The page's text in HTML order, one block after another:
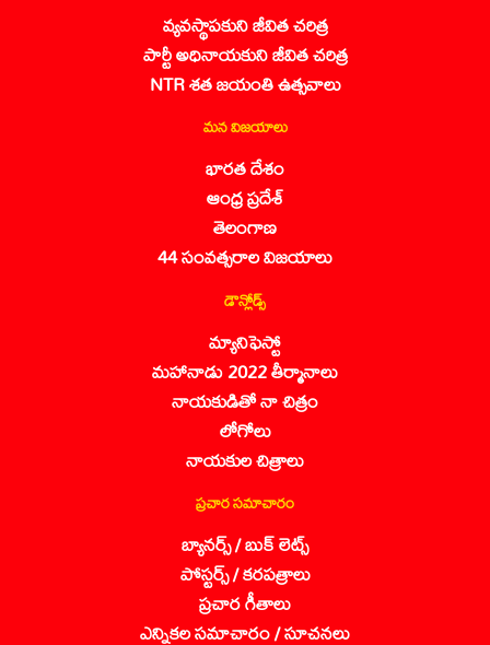
వ్యవస్థాపకుని జీవిత చరిత్ర
పార్టీ అధినాయకుని జీవిత చరిత్ర
NTR శత జయంతి ఉత్సవాలు
మన విజయాలు
భారత దేశం
ఆంధ్ర ప్రదేశ్
తెలంగాణ
44 సంవత్సరాల విజయాలు
డౌన్లోడ్స్
మ్యానిఫెస్టో
మహానాడు 2022 తీర్మానాలు
నాయకుడితో నా చిత్రం
లోగోలు
నాయకుల చిత్రాలు
ప్రచార సమాచారం
బ్యానర్స్ / బుక్ లెట్స్
పోస్టర్స్ / కరపత్రాలు
ప్రచార గీతాలు
ఎన్నికల సమాచారం / సూచనలు